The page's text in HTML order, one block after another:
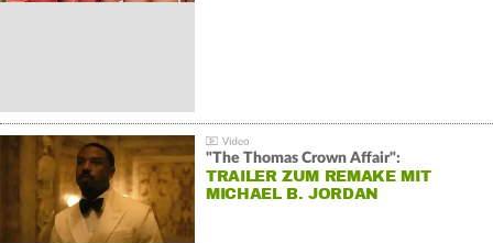
"The Thomas Crown Affair":
TRAILER ZUM REMAKE MIT
MICHAEL B. JORDAN